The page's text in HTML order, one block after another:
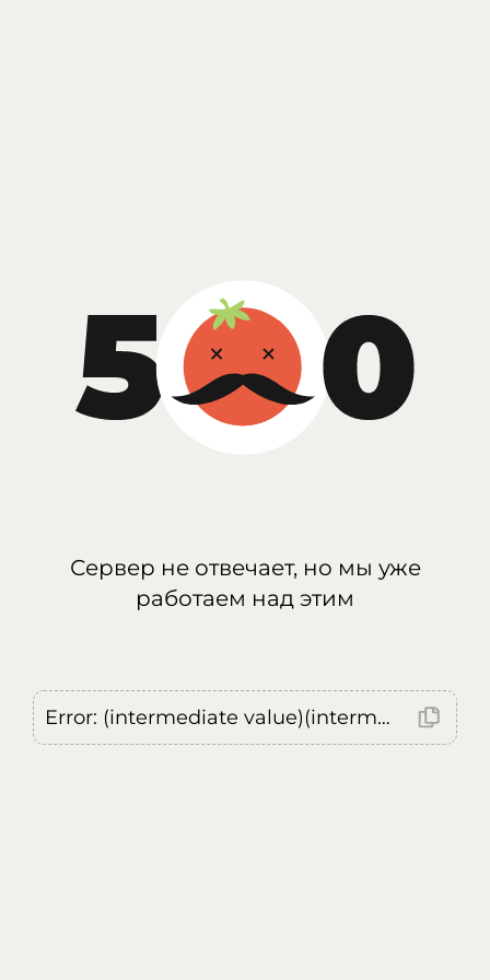
Сервер не отвечает, но мы уже
работаем над этим
Error: (intermediate value)(intermediate value)(intermediate value).replaceAll is not a function